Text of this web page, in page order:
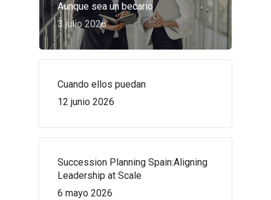
Aunque sea un becario
3 julio 2026
Cuando ellos puedan
12 junio 2026
Succession Planning Spain:Aligning
Leadership at Scale
6 mayo 2026